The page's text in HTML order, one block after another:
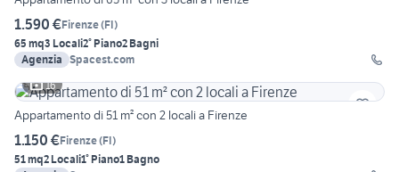
1.590 €Firenze(FI)
65 mq3 Locali2° Piano2 Bagni
Agenzia Spacest.com
16
Appartamento di 51 m² con 2 locali a Firenze
1.150 €Firenze(FI)
51 mq2 Locali1° Piano1 Bagno